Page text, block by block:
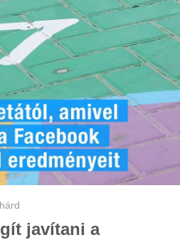
javítani a